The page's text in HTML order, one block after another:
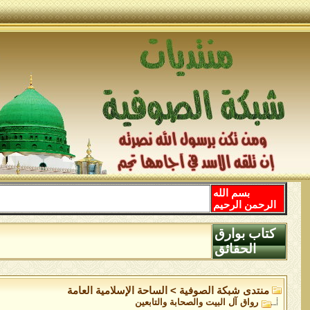
بسم الله
الرحمن الرحيم
كتاب بوارق
الحقائق
منتدى شبكة الصوفية > الساحة اﻹسلامية العامة
رواق آل البيت والصحابة والتابعين